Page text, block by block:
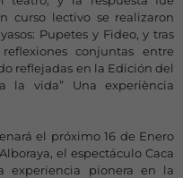
curso lectivo se realizaron
Pupetes y Fideo, y tras
conjuntas entre
reflejadas en la Edición del
la vida” Una experiència
el próximo 16 de Enero
el espectáculo Caca
experiencia pionera en la